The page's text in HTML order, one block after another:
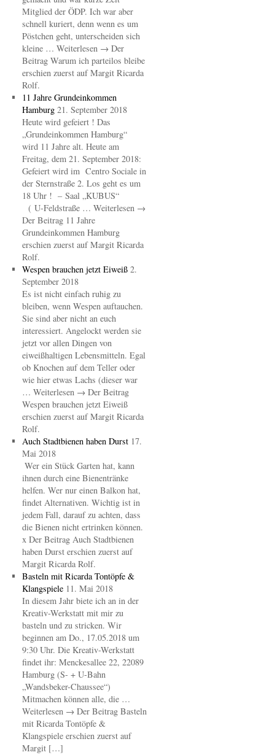
Mitglied der ÖDP. Ich war aber
schnell kuriert, denn wenn es um
Pöstchen geht, unterscheiden sich
kleine … Weiterlesen → Der
Beitrag Warum ich parteilos bleibe
erschien zuerst auf Margit Ricarda
Rolf.
11 Jahre Grundeinkommen
Hamburg 21. September 2018
Heute wird gefeiert ! Das
„Grundeinkommen Hamburg“
wird 11 Jahre alt. Heute am
Freitag, dem 21. September 2018:
Gefeiert wird im Centro Sociale in
der Sternstraße 2. Los geht es um
18 Uhr ! – Saal „KUBUS“
( U-Feldstraße … Weiterlesen →
Der Beitrag 11 Jahre
Grundeinkommen Hamburg
erschien zuerst auf Margit Ricarda
Rolf.
Wespen brauchen jetzt Eiweiß 2.
September 2018
Es ist nicht einfach ruhig zu
bleiben, wenn Wespen auftauchen.
Sie sind aber nicht an euch
interessiert. Angelockt werden sie
jetzt vor allen Dingen von
eiweißhaltigen Lebensmitteln. Egal
ob Knochen auf dem Teller oder
wie hier etwas Lachs (dieser war
… Weiterlesen → Der Beitrag
Wespen brauchen jetzt Eiweiß
erschien zuerst auf Margit Ricarda
Rolf.
Auch Stadtbienen haben Durst 17.
Mai 2018
Wer ein Stück Garten hat, kann
ihnen durch eine Bienentränke
helfen. Wer nur einen Balkon hat,
findet Alternativen. Wichtig ist in
jedem Fall, darauf zu achten, dass
die Bienen nicht ertrinken können.
x Der Beitrag Auch Stadtbienen
haben Durst erschien zuerst auf
Margit Ricarda Rolf.
Basteln mit Ricarda Tontöpfe &
Klangspiele 11. Mai 2018
In diesem Jahr biete ich an in der
Kreativ-Werkstatt mit mir zu
basteln und zu stricken. Wir
beginnen am Do., 17.05.2018 um
9:30 Uhr. Die Kreativ-Werkstatt
findet ihr: Menckesallee 22, 22089
Hamburg (S- + U-Bahn
„Wandsbeker-Chaussee“)
Mitmachen können alle, die …
Weiterlesen → Der Beitrag Basteln
mit Ricarda Tontöpfe &
Klangspiele erschien zuerst auf
Margit […]